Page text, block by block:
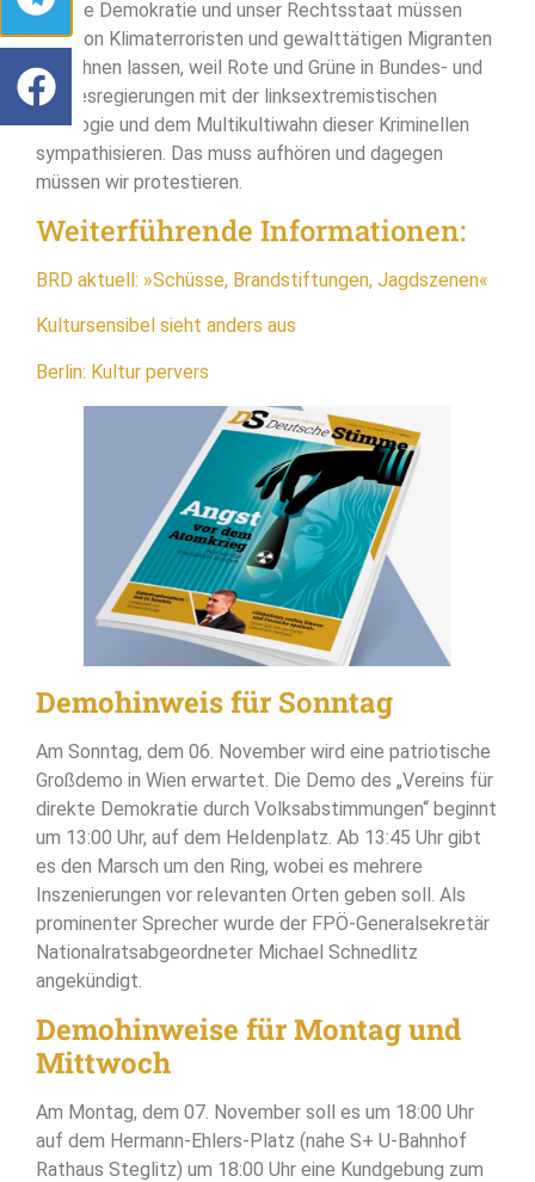
Unsere Demokratie und unser Rechtsstaat müssen
sich von Klimaterroristen und gewalttätigen Migranten
verhöhnen lassen, weil Rote und Grüne in Bundes- und
Landesregierungen mit der linksextremistischen
Ideologie und dem Multikultiwahn dieser Kriminellen
sympathisieren. Das muss aufhören und dagegen
müssen wir protestieren.
Weiterführende Informationen:
BRD aktuell: »Schüsse, Brandstiftungen, Jagdszenen«
Kultursensibel sieht anders aus
Berlin: Kultur pervers
Demohinweis für Sonntag
Am Sonntag, dem 06. November wird eine patriotische
Großdemo in Wien erwartet. Die Demo des „Vereins für
direkte Demokratie durch Volksabstimmungen“ beginnt
um 13:00 Uhr, auf dem Heldenplatz. Ab 13:45 Uhr gibt
es den Marsch um den Ring, wobei es mehrere
Inszenierungen vor relevanten Orten geben soll. Als
prominenter Sprecher wurde der FPÖ-Generalsekretär
Nationalratsabgeordneter Michael Schnedlitz
angekündigt.
Demohinweise für Montag und
Mittwoch
Am Montag, dem 07. November soll es um 18:00 Uhr
auf dem Hermann-Ehlers-Platz (nahe S+ U-Bahnhof
Rathaus Steglitz) um 18:00 Uhr eine Kundgebung zum